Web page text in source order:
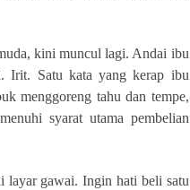
kini muncul lagi. Andai ibu
Irit. Satu kata yang kerap ibu
menggoreng tahu dan tempe,
syarat utama pembelian
layar gawai. Ingin hati beli satu